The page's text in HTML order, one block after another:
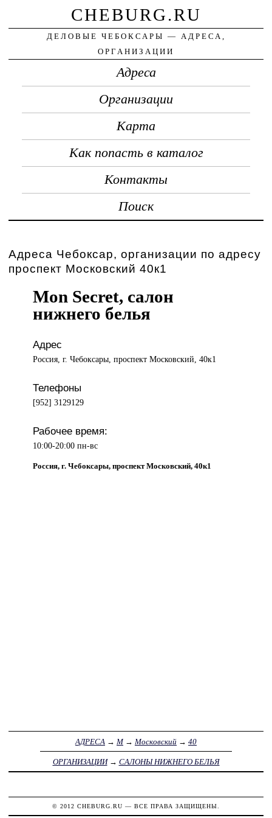
CHEBURG.RU
ДЕЛОВЫЕ ЧЕБОКСАРЫ — АДРЕСА,
ОРГАНИЗАЦИИ
Адреса
Организации
Карта
Как попасть в каталог
Контакты
Поиск
Адреса Чебоксар, организации по адресу
проспект Московский 40к1
Mon Secret, салон
нижнего белья
Адрес
Россия, г. Чебоксары, проспект Московский, 40к1
Телефоны
[952] 3129129
Рабочее время:
10:00-20:00 пн-вс
Россия, г. Чебоксары, проспект Московский, 40к1
АДРЕСА → М→ Московский → 40
ОРГАНИЗАЦИИ→ САЛОНЫ НИЖНЕГО БЕЛЬЯ
© 2012 CHEBURG.RU — ВСЕ ПРАВА ЗАЩИЩЕНЫ.